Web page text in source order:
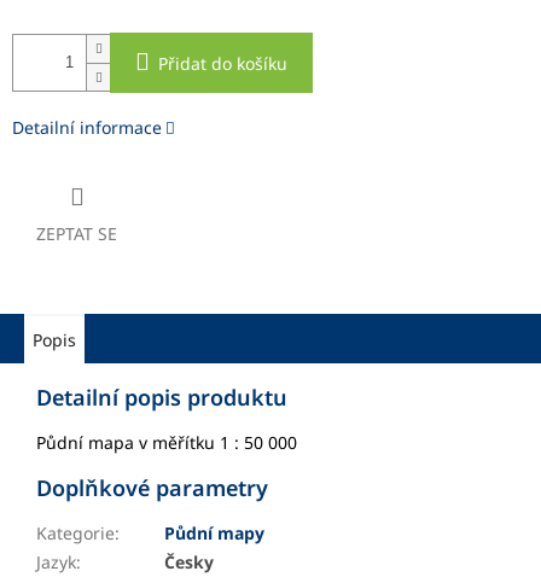
Přidat do košíku
Detailní informace
ZEPTAT SE
Popis
Detailní popis produktu
Půdní mapa v měřítku 1 : 50 000
Doplňkové parametry
Kategorie:
Půdní mapy
Jazyk:
Česky